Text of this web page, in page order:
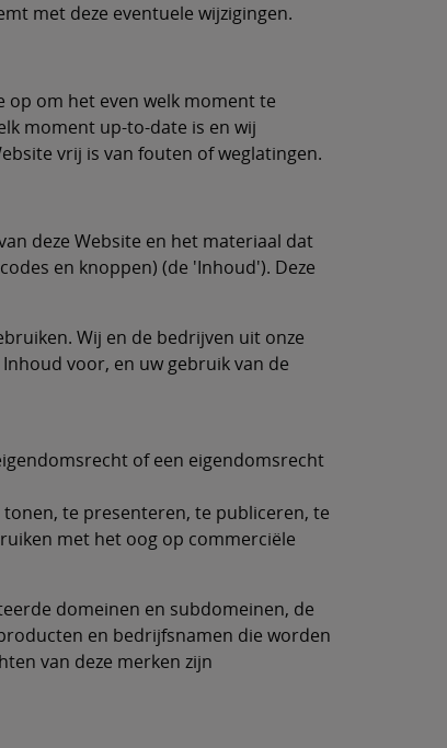
met deze eventuele wijzigingen.
op om het even welk moment te
moment up-to-date is en wij
vrij is van fouten of weglatingen.
deze Website en het materiaal dat
en knoppen) (de 'Inhoud'). Deze
Wij en de bedrijven uit onze
voor, en uw gebruik van de
of een eigendomsrecht
te presenteren, te publiceren, te
met het oog op commerciële
domeinen en subdomeinen, de
en bedrijfsnamen die worden
van deze merken zijn